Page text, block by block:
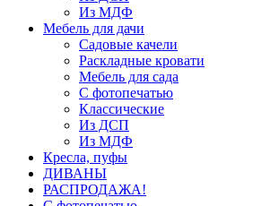
Из МДФ
Мебель для дачи
Садовые качели
Раскладные кровати
Мебель для сада
С фотопечатью
Классические
Из ДСП
Из МДФ
Кресла, пуфы
ДИВАНЫ
РАСПРОДАЖА!